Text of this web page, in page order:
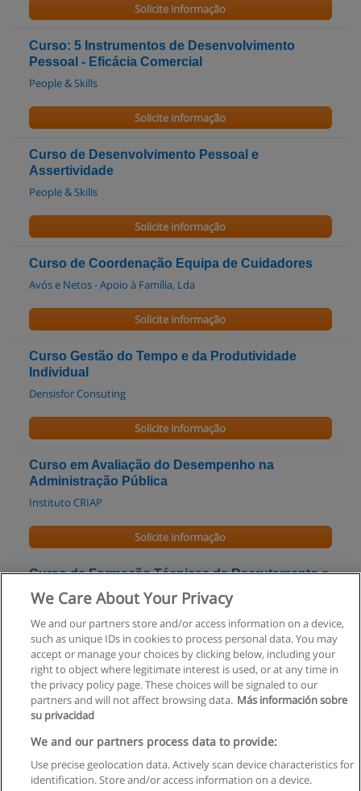
Solicite informação
Curso: 5 Instrumentos de Desenvolvimento
Pessoal - Eficácia Comercial
People & Skills
Solicite informação
Curso de Desenvolvimento Pessoal e
Assertividade
People & Skills
Solicite informação
Curso de Coordenação Equipa de Cuidadores
Avós e Netos - Apoio à Família, Lda
Solicite informação
Curso Gestão do Tempo e da Produtividade
Individual
Densisfor Consuting
Solicite informação
Curso em Avaliação do Desempenho na
Administração Pública
Instituto CRIAP
Solicite informação
Curso de Formação Técnicas de Recrutamento e
Selecção
Cognos-Formação e Desenvolvimento Pessoal
Solicite informação
Regras de uso
Privacidade de dados
We Care About Your Privacy
We and our partners store and/or access information on a device,
such as unique IDs in cookies to process personal data. You may
accept or manage your choices by clicking below, including your
right to object where legitimate interest is used, or at any time in
the privacy policy page. These choices will be signaled to our
partners and will not affect browsing data. Más información sobre
su privacidad
We and our partners process data to provide:
Use precise geolocation data. Actively scan device characteristics for
identification. Store and/or access information on a device.